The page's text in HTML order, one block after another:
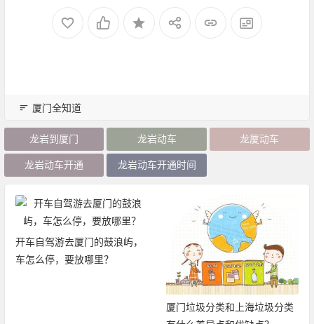
厦门全知道
龙岩到厦门 龙岩动车 龙厦动车
龙岩动车开通 龙岩动车开通时间
开车自驾游去厦门的鼓浪屿，
车怎么停，要放哪里？
厦门垃圾分类和上海垃圾分类